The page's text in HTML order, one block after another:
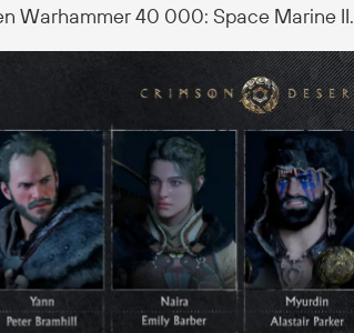
Warhammer 40 000: Space Marine II.